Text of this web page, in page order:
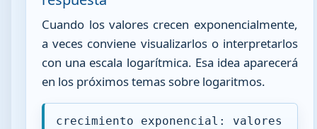
Cuando los valores crecen exponencialmente,
a veces conviene visualizarlos o interpretarlos
con una escala logarítmica. Esa idea aparecerá
en los próximos temas sobre logaritmos.
crecimiento exponencial: valores